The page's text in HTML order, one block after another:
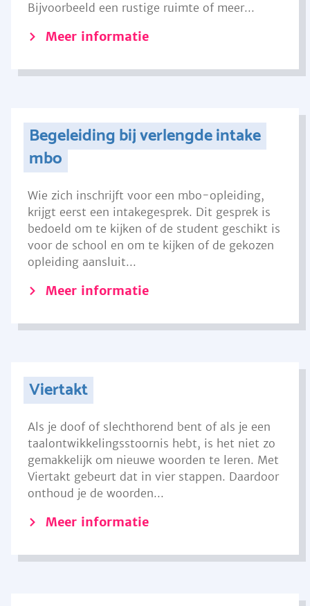
Bijvoorbeeld een rustige ruimte of meer...
Meer informatie
Begeleiding bij verlengde intake
mbo
Wie zich inschrijft voor een mbo-opleiding,
krijgt eerst een intakegesprek. Dit gesprek is
bedoeld om te kijken of de student geschikt is
voor de school en om te kijken of de gekozen
opleiding aansluit...
Meer informatie
Viertakt
Als je doof of slechthorend bent of als je een
taalontwikkelingsstoornis hebt, is het niet zo
gemakkelijk om nieuwe woorden te leren. Met
Viertakt gebeurt dat in vier stappen. Daardoor
onthoud je de woorden...
Meer informatie